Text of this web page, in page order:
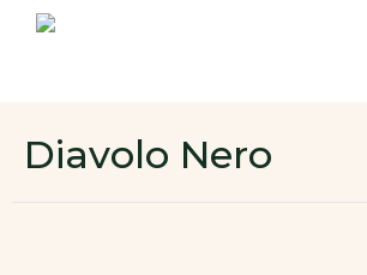
Área de cliente
Diavolo Nero